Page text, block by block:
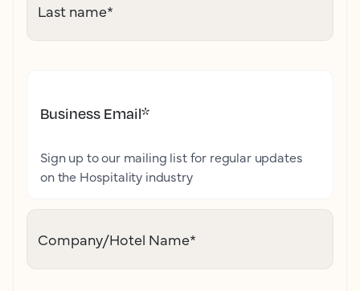
Last name*
Business Email*
Sign up to our mailing list for regular updates
on the Hospitality industry
Company/Hotel Name*